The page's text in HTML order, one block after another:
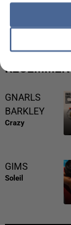
L’UN DES
MAFIA
GNARLS
BARKLEY
Crazy
GIMS
Soleil